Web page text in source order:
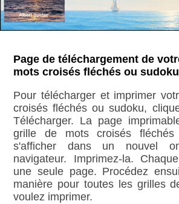
Page de téléchargement de
mots croisés fléchés ou sudoku
Pour télécharger et imprimer
croisés fléchés ou sudoku,
Télécharger. La page
grille de mots croisés
s'afficher dans un nouvel
navigateur. Imprimez-la.
une seule page. Procédez
manière pour toutes les grilles
voulez imprimer.